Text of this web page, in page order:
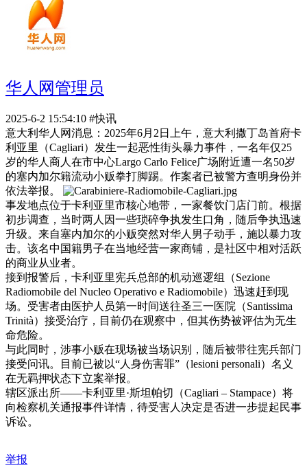
华人网管理员
2025-6-2 15:54:10 #快讯
意大利华人网消息：2025年6月2日上午，意大利撒丁岛首府卡
利亚里（Cagliari）发生一起恶性街头暴力事件，一名年仅25
岁的华人商人在市中心Largo Carlo Felice广场附近遭一名50岁
的塞内加尔籍流动小贩拳打脚踢。作案者已被警方查明身份并
依法举报。
事发地点位于卡利亚里市核心地带，一家餐饮门店门前。根据
初步调查，当时两人因一些琐碎争执发生口角，随后争执迅速
升级。来自塞内加尔的小贩突然对华人男子动手，施以暴力攻
击。该名中国籍男子在当地经营一家商铺，是社区中相对活跃
的商业从业者。
接到报警后，卡利亚里宪兵总部的机动巡逻组（Sezione
Radiomobile del Nucleo Operativo e Radiomobile）迅速赶到现
场。受害者由医护人员第一时间送往圣三一医院（Santissima
Trinità）接受治疗，目前仍在观察中，但其伤势被评估为无生
命危险。
与此同时，涉事小贩在现场被当场识别，随后被带往宪兵部门
接受问讯。目前已被以“人身伤害罪”（lesioni personali）名义
在无羁押状态下立案举报。
辖区派出所——卡利亚里·斯坦帕切（Cagliari – Stampace）将
向检察机关通报事件详情，待受害人决定是否进一步提起民事
诉讼。
举报